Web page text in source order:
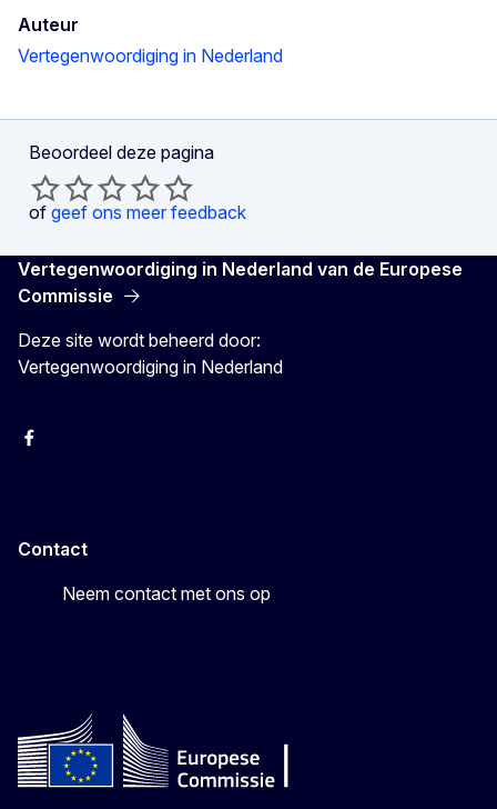
Auteur
Vertegenwoordiging in Nederland
Beoordeel deze pagina
of geef ons meer feedback
Vertegenwoordiging in Nederland van de Europese
Commissie
Deze site wordt beheerd door:
Vertegenwoordiging in Nederland
Facebook
Contact
Neem contact met ons op